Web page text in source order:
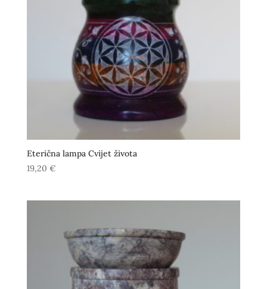
Eterična lampa Cvijet života
19,20 €